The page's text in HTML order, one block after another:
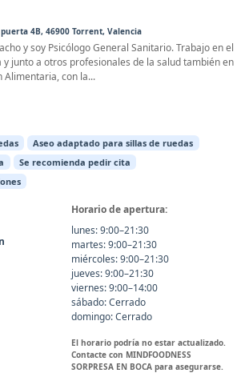
4B, 46900 Torrent, Valencia
y soy Psicólogo General Sanitario. Trabajo en el
junto a otros profesionales de la salud también en
Alimentaria, con la...
Aseo adaptado para sillas de ruedas
Se recomienda pedir cita
Horario de apertura:
lunes: 9:00–21:30
martes: 9:00–21:30
miércoles: 9:00–21:30
jueves: 9:00–21:30
viernes: 9:00–14:00
sábado: Cerrado
domingo: Cerrado
El horario podría no estar actualizado.
Contacte con MINDFOODNESS
SORPRESA EN BOCA para asegurarse.